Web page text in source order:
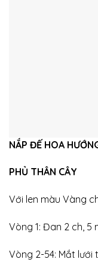
NẮP ĐẾ HOA
PHỦ THÂN CÂY
Với len màu Vàng
Vòng 1: Đan 2 ch, 5
Vòng 2-54: Mắt